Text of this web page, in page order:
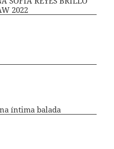
2022
íntima balada